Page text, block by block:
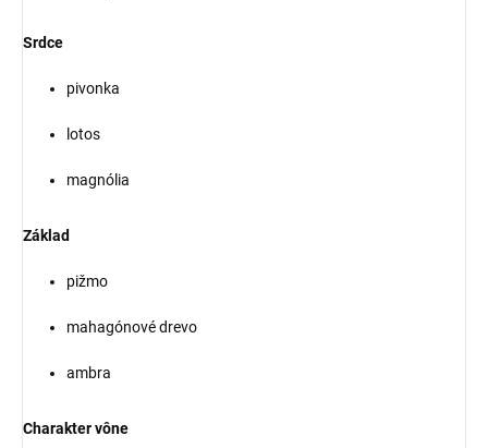
Srdce
pivonka
lotos
magnólia
Základ
pižmo
mahagónové drevo
ambra
Charakter vône